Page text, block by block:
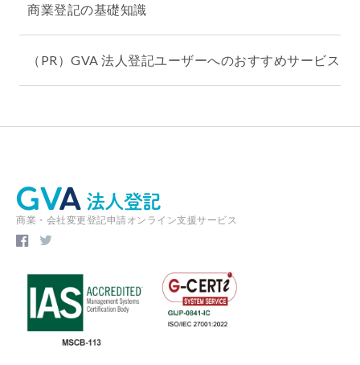
商業登記の基礎知識
（PR）GVA 法人登記ユーザーへのおすすめサービス
商業・会社変更登記申請オンライン支援サービス